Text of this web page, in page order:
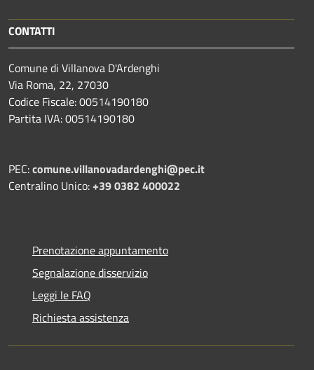
CONTATTI
Comune di Villanova D'Ardenghi
Via Roma, 22, 27030
Codice Fiscale: 00514190180
Partita IVA: 00514190180
PEC:comune.villanovadardenghi@pec.it
Centralino Unico:+39 0382 400022
Prenotazione appuntamento
Segnalazione disservizio
Leggi le FAQ
Richiesta assistenza